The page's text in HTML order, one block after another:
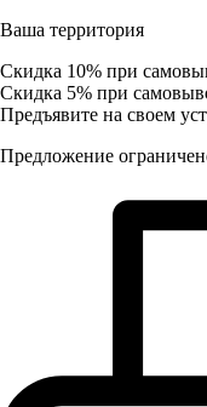
Ваша территория
Скидка 10% при
Скидка 5% при
Предъявите на своем
Предложение